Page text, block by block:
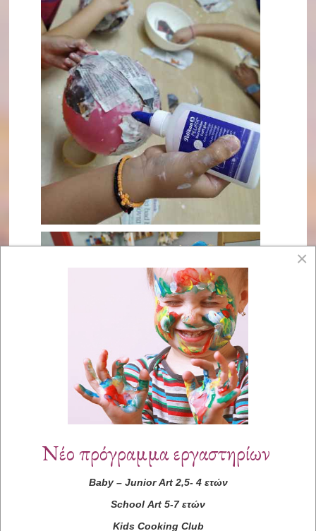
×
Νέο πρόγραμμα εργαστηρίων
Baby– Junior Art2,5- 4 ετών
School Art 5-7 ετών
Kids Cooking Club